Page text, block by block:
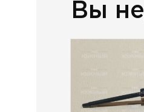
Вы